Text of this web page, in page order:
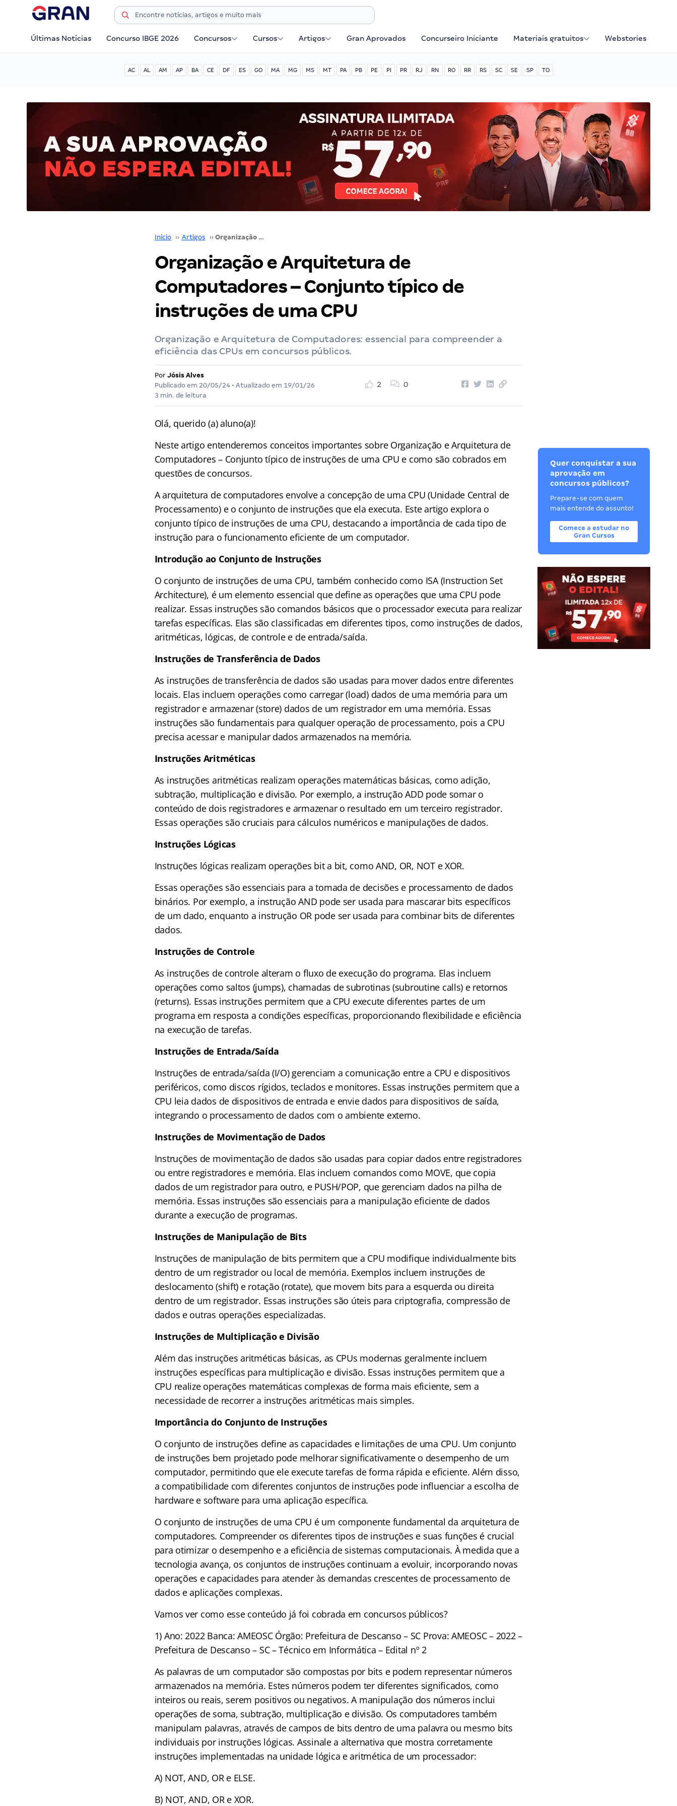
Últimas Notícias Concurso IBGE 2026 Concursos Cursos Artigos Gran Aprovados Concurseiro Iniciante Materiais gratuitos Webstories
AC AL AM AP BA CE DF ES GO MA MG MS MT PA PB PE PI PR RJ RN RO RR RS SC SE SP TO
Início ›› Artigos ›› Organização e Arquitetura de Computadores – Conjunto típico de instruções de uma CPU
Organização e Arquitetura de
Computadores – Conjunto típico de
instruções de uma CPU
Organização e Arquitetura de Computadores: essencial para compreender a
eficiência das CPUs em concursos públicos.
Por Jósis Alves
Publicado em 20/05/24• Atualizado em 19/01/26
3 min. de leitura
2 0
Olá, querido (a) aluno(a)!
Neste artigo entenderemos conceitos importantes sobre Organização e Arquitetura de
Computadores – Conjunto típico de instruções de uma CPU e como são cobrados em
questões de concursos.
A arquitetura de computadores envolve a concepção de uma CPU (Unidade Central de
Processamento) e o conjunto de instruções que ela executa. Este artigo explora o
conjunto típico de instruções de uma CPU, destacando a importância de cada tipo de
instrução para o funcionamento eficiente de um computador.
Introdução ao Conjunto de Instruções
O conjunto de instruções de uma CPU, também conhecido como ISA (Instruction Set
Architecture), é um elemento essencial que define as operações que uma CPU pode
realizar. Essas instruções são comandos básicos que o processador executa para realizar
tarefas específicas. Elas são classificadas em diferentes tipos, como instruções de dados,
aritméticas, lógicas, de controle e de entrada/saída.
Instruções de Transferência de Dados
As instruções de transferência de dados são usadas para mover dados entre diferentes
locais. Elas incluem operações como carregar (load) dados de uma memória para um
registrador e armazenar (store) dados de um registrador em uma memória. Essas
instruções são fundamentais para qualquer operação de processamento, pois a CPU
precisa acessar e manipular dados armazenados na memória.
Instruções Aritméticas
As instruções aritméticas realizam operações matemáticas básicas, como adição,
subtração, multiplicação e divisão. Por exemplo, a instrução ADD pode somar o
conteúdo de dois registradores e armazenar o resultado em um terceiro registrador.
Essas operações são cruciais para cálculos numéricos e manipulações de dados.
Instruções Lógicas
Instruções lógicas realizam operações bit a bit, como AND, OR, NOT e XOR.
Essas operações são essenciais para a tomada de decisões e processamento de dados
binários. Por exemplo, a instrução AND pode ser usada para mascarar bits específicos
de um dado, enquanto a instrução OR pode ser usada para combinar bits de diferentes
dados.
Instruções de Controle
As instruções de controle alteram o fluxo de execução do programa. Elas incluem
operações como saltos (jumps), chamadas de subrotinas (subroutine calls) e retornos
(returns). Essas instruções permitem que a CPU execute diferentes partes de um
programa em resposta a condições específicas, proporcionando flexibilidade e eficiência
na execução de tarefas.
Instruções de Entrada/Saída
Instruções de entrada/saída (I/O) gerenciam a comunicação entre a CPU e dispositivos
periféricos, como discos rígidos, teclados e monitores. Essas instruções permitem que a
CPU leia dados de dispositivos de entrada e envie dados para dispositivos de saída,
integrando o processamento de dados com o ambiente externo.
Instruções de Movimentação de Dados
Instruções de movimentação de dados são usadas para copiar dados entre registradores
ou entre registradores e memória. Elas incluem comandos como MOVE, que copia
dados de um registrador para outro, e PUSH/POP, que gerenciam dados na pilha de
memória. Essas instruções são essenciais para a manipulação eficiente de dados
durante a execução de programas.
Instruções de Manipulação de Bits
Instruções de manipulação de bits permitem que a CPU modifique individualmente bits
dentro de um registrador ou local de memória. Exemplos incluem instruções de
deslocamento (shift) e rotação (rotate), que movem bits para a esquerda ou direita
dentro de um registrador. Essas instruções são úteis para criptografia, compressão de
dados e outras operações especializadas.
Instruções de Multiplicação e Divisão
Além das instruções aritméticas básicas, as CPUs modernas geralmente incluem
instruções específicas para multiplicação e divisão. Essas instruções permitem que a
CPU realize operações matemáticas complexas de forma mais eficiente, sem a
necessidade de recorrer a instruções aritméticas mais simples.
Importância do Conjunto de Instruções
O conjunto de instruções define as capacidades e limitações de uma CPU. Um conjunto
de instruções bem projetado pode melhorar significativamente o desempenho de um
computador, permitindo que ele execute tarefas de forma rápida e eficiente. Além disso,
a compatibilidade com diferentes conjuntos de instruções pode influenciar a escolha de
hardware e software para uma aplicação específica.
O conjunto de instruções de uma CPU é um componente fundamental da arquitetura de
computadores. Compreender os diferentes tipos de instruções e suas funções é crucial
para otimizar o desempenho e a eficiência de sistemas computacionais. À medida que a
tecnologia avança, os conjuntos de instruções continuam a evoluir, incorporando novas
operações e capacidades para atender às demandas crescentes de processamento de
dados e aplicações complexas.
Vamos ver como esse conteúdo já foi cobrada em concursos públicos?
1) Ano: 2022 Banca: AMEOSC Órgão: Prefeitura de Descanso – SC Prova: AMEOSC – 2022 –
Prefeitura de Descanso – SC – Técnico em Informática – Edital nº 2
As palavras de um computador são compostas por bits e podem representar números
armazenados na memória. Estes números podem ter diferentes significados, como
inteiros ou reais, serem positivos ou negativos. A manipulação dos números inclui
operações de soma, subtração, multiplicação e divisão. Os computadores também
manipulam palavras, através de campos de bits dentro de uma palavra ou mesmo bits
individuais por instruções lógicas. Assinale a alternativa que mostra corretamente
instruções implementadas na unidade lógica e aritmética de um processador:
A) NOT, AND, OR e ELSE.
B) NOT, AND, OR e XOR.
Quer conquistar a sua
aprovação em
concursos públicos?
Prepare-se com quem
mais entende do assunto!
Comece a estudar no
Gran Cursos